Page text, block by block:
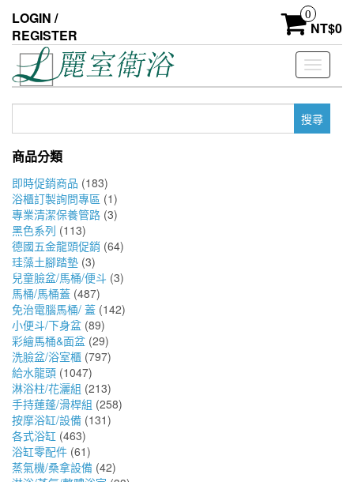
the
content
LOGIN /
REGISTER
0
NT$0
Toggle
鍵
商品分類
即時促銷商品 (183)
浴櫃訂製詢問專區 (1)
專業清潔保養管路 (3)
黑色系列 (113)
德國五金龍頭促銷 (64)
珪藻土腳踏墊 (3)
兒童臉盆/馬桶/便斗 (3)
馬桶/馬桶蓋 (487)
免治電腦馬桶/ 蓋 (142)
小便斗/下身盆 (89)
彩繪馬桶&面盆 (29)
洗臉盆/浴室櫃 (797)
給水龍頭 (1047)
淋浴柱/花灑組 (213)
手持蓮蓬/滑桿組 (258)
按摩浴缸/設備 (131)
各式浴缸 (463)
浴缸零配件 (61)
蒸氣機/桑拿設備 (42)